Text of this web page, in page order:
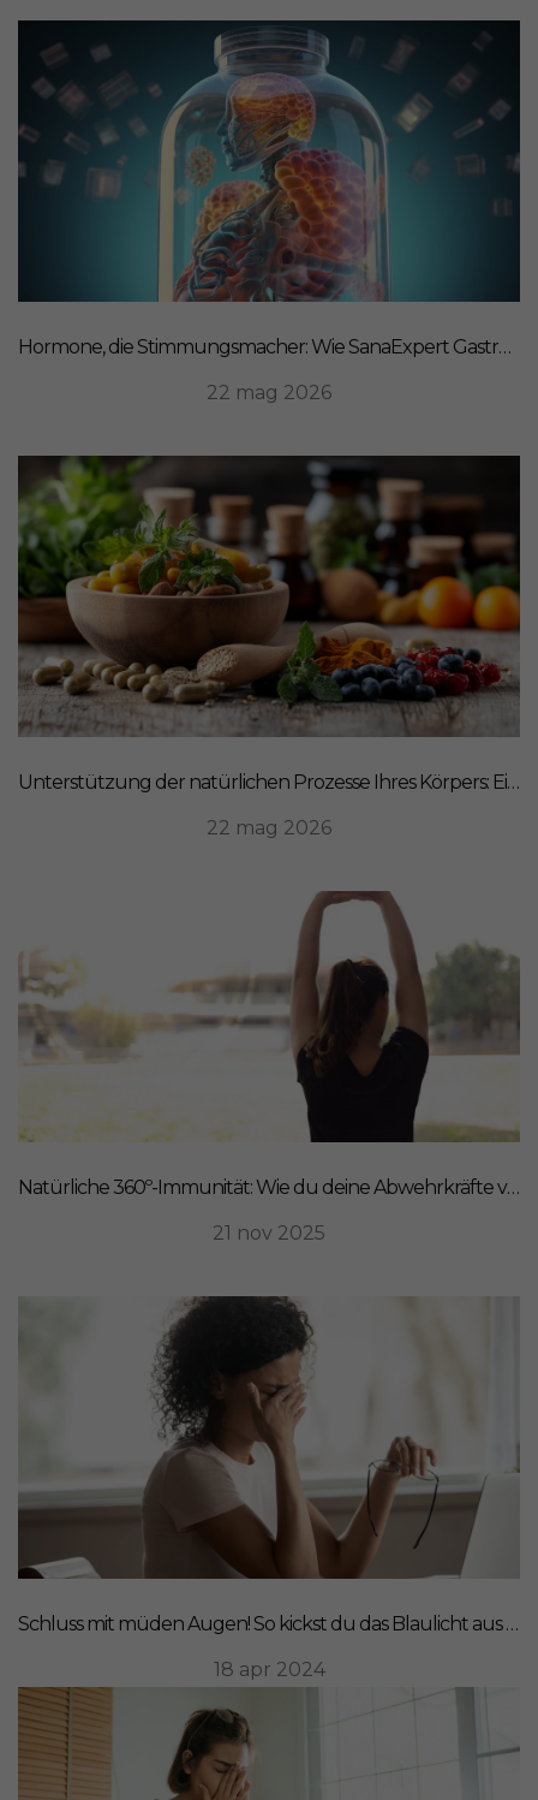
Hormone, die Stimmungsmacher: Wie SanaExpert Gastro Forte Ihre Darm-Hirn-Verbindung unterstützt
22 mag 2026
Unterstützung der natürlichen Prozesse Ihres Körpers: Ein ganzheitlicher Ansatz für Ernährung
22 mag 2026
Natürliche 360º-Immunität: Wie du deine Abwehrkräfte von innen stärkst
21 nov 2025
Schluss mit müden Augen! So kickst du das Blaulicht aus deinem Leben
18 apr 2024